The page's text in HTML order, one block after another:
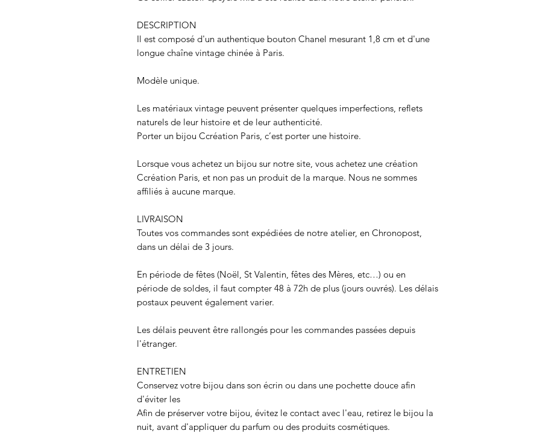
DESCRIPTION
Il est composé d'un authentique bouton Chanel mesurant 1,8 cm et d'une
longue chaîne vintage chinée à Paris.
Modèle unique.
Les matériaux vintage peuvent présenter quelques imperfections, reflets
naturels de leur histoire et de leur authenticité.
Porter un bijou Ccréation Paris, c’est porter une histoire.
Lorsque vous achetez un bijou sur notre site, vous achetez une création
Ccréation Paris, et non pas un produit de la marque. Nous ne sommes
affiliés à aucune marque.
LIVRAISON
Toutes vos commandes sont expédiées de notre atelier, en Chronopost,
dans un délai de 3 jours.
En période de fêtes (Noël, St Valentin, fêtes des Mères, etc…) ou en
période de soldes, il faut compter 48 à 72h de plus (jours ouvrés). Les délais
postaux peuvent également varier.
Les délais peuvent être rallongés pour les commandes passées depuis
l'étranger.
ENTRETIEN
Conservez votre bijou dans son écrin ou dans une pochette douce afin
d'éviter les
Afin de préserver votre bijou, évitez le contact avec l'eau, retirez le bijou la
nuit, avant d'appliquer du parfum ou des produits cosmétiques.